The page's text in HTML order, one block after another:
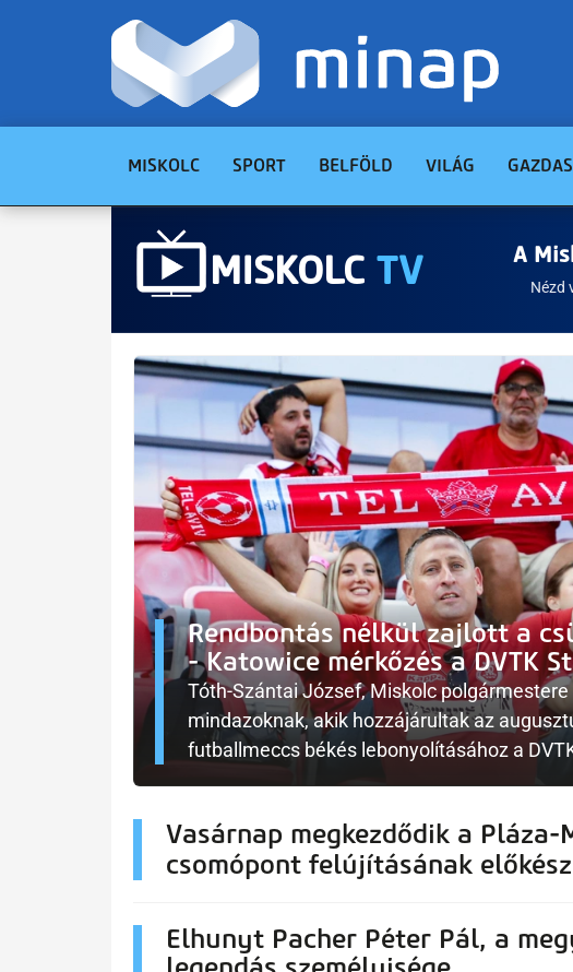
MISKOLC SPORT BELFÖLD VILÁG
MISKOLC TV A
Nézd
Rendbontás nélkül zajlott a
- Katowice mérkőzés a DVTK
Tóth-Szántai József, Miskolc
mindazoknak, akik hozzájárultak az
futballmeccs békés lebonyolításához a
Vasárnap megkezdődik a Pláza-
csomópont felújításának
Elhunyt Pacher Péter Pál, a